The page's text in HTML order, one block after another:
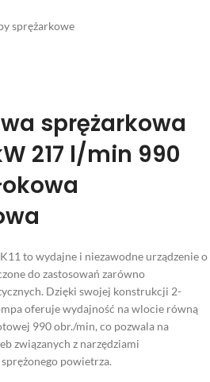
sprężarkowe
sprężarkowa
217 l/min 990
to wydajne i niezawodne urządzenie o
do zastosowań zarówno
Dzięki swojej konstrukcji 2-
oferuje wydajność na wlocie równą
990 obr./min, co pozwala na
związanych z narzędziami
powietrza.